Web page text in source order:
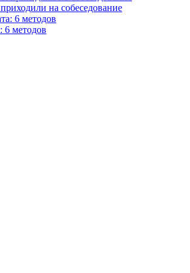
на собеседование
6 методов